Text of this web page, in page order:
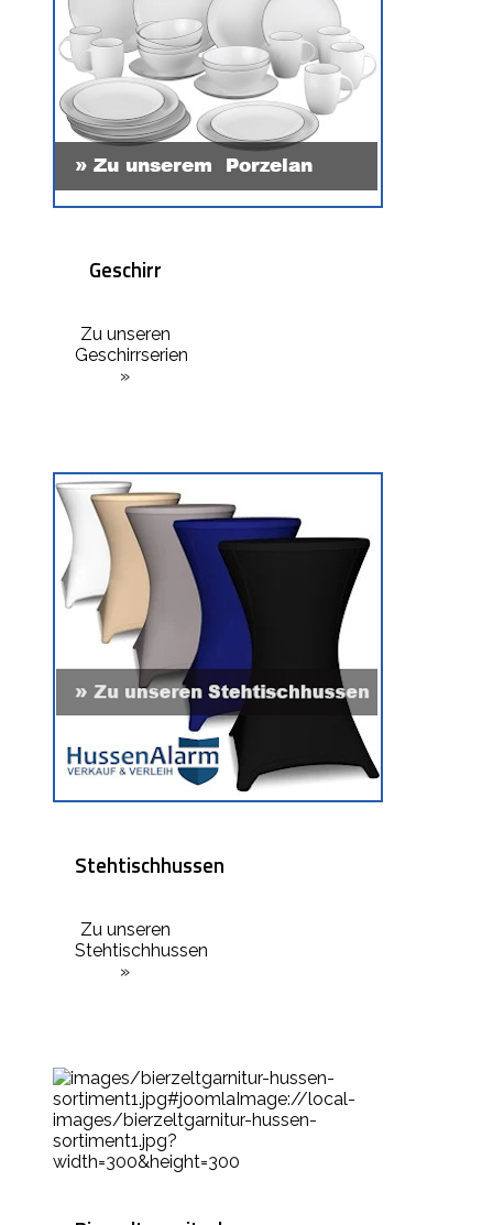
Geschirr
Zu unseren
Geschirrserien
»
Stehtischhussen
Zu unseren
Stehtischhussen
»